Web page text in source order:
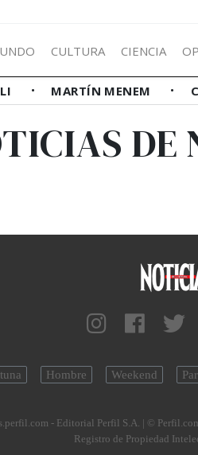
CULTURA CIENCIA
MARTÍN MENEM
DE
Hombre Weekend
- Editorial Perfil S.A. | ©
Registro de Propiedad